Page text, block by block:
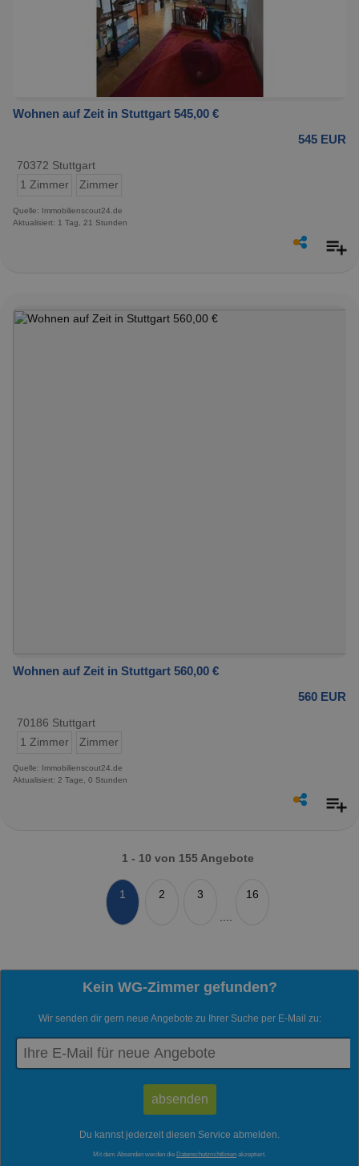
Wohnen auf Zeit in Stuttgart 545,00 €
545 EUR
70372 Stuttgart
1 Zimmer
Zimmer
Quelle: Immobilienscout24.de
Aktualisiert: 1 Tag, 21 Stunden
Wohnen auf Zeit in Stuttgart 560,00 €
560 EUR
70186 Stuttgart
1 Zimmer
Zimmer
Quelle: Immobilienscout24.de
Aktualisiert: 2 Tage, 0 Stunden
1 - 10 von 155 Angebote
1 2
3
16
Kein WG-Zimmer gefunden?
Wir senden dir gern neue Angebote zu Ihrer Suche per E-Mail zu:
Du kannst jederzeit diesen Service abmelden.
Mit dem Absenden werden die Datenschutzrichtlinien akzeptiert.